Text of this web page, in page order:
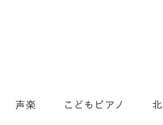
声楽 こどもピアノ